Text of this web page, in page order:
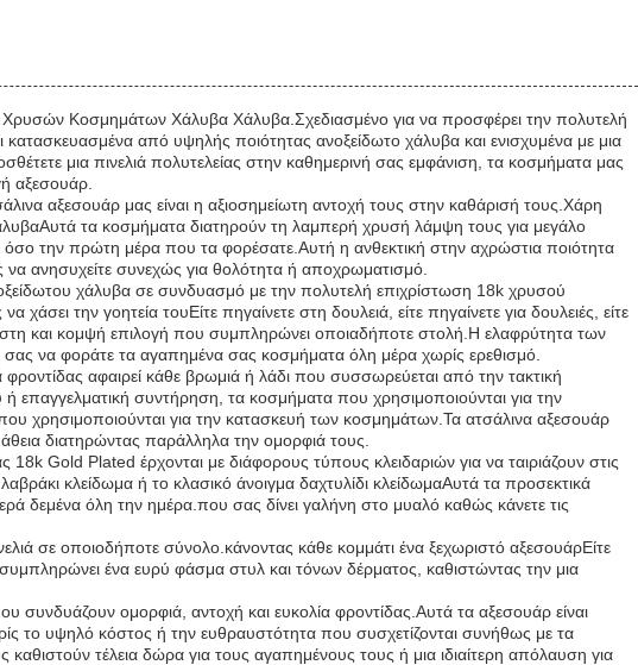
Κοσμημάτων Χάλυβα Χάλυβα.Σχεδιασμένο για να προσφέρει την πολυτελή
από υψηλής ποιότητας ανοξείδωτο χάλυβα και ενισχυμένα με μια
μια πινελιά πολυτελείας στην καθημερινή σας εμφάνιση, τα κοσμήματα μας
αξεσουάρ.
αξεσουάρ μας είναι η αξιοσημείωτη αντοχή τους στην καθάρισή τους.Χάρη
τα κοσμήματα διατηρούν τη λαμπερή χρυσή λάμψη τους για μεγάλο
όσο την πρώτη μέρα που τα φορέσατε.Αυτή η ανθεκτική στην αχρώστια ποιότητα
ανησυχείτε συνεχώς για θολότητα ή αποχρωματισμό.
χάλυβα σε συνδυασμό με την πολυτελή επιχρίστωση 18k χρυσού
την γοητεία τουΕίτε πηγαίνετε στη δουλειά, είτε πηγαίνετε για δουλειές, είτε
και κομψή επιλογή που συμπληρώνει οποιαδήποτε στολή.Η ελαφρύτητα των
σας να φοράτε τα αγαπημένα σας κοσμήματα όλη μέρα χωρίς ερεθισμό.
αφαιρεί κάθε βρωμιά ή λάδι που συσσωρεύεται από την τακτική
επαγγελματική συντήρηση, τα κοσμήματα που χρησιμοποιούνται για την
χρησιμοποιούνται για την κατασκευή των κοσμημάτων.Τα ατσάλινα αξεσουάρ
διατηρώντας παράλληλα την ομορφιά τους.
18k Gold Plated έρχονται με διάφορους τύπους κλειδαριών για να ταιριάζουν στις
κλείδωμα ή το κλασικό άνοιγμα δαχτυλίδι κλείδωμαΑυτά τα προσεκτικά
δεμένα όλη την ημέρα.που σας δίνει γαλήνη στο μυαλό καθώς κάνετε τις
σε οποιοδήποτε σύνολο.κάνοντας κάθε κομμάτι ένα ξεχωριστό αξεσουάρΕίτε
ένα ευρύ φάσμα στυλ και τόνων δέρματος, καθιστώντας την μια
ομορφιά, αντοχή και ευκολία φροντίδας.Αυτά τα αξεσουάρ είναι
το υψηλό κόστος ή την ευθραυστότητα που συσχετίζονται συνήθως με τα
τέλεια δώρα για τους αγαπημένους τους ή μια ιδιαίτερη απόλαυση για